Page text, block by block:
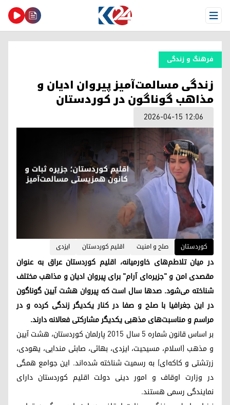
Open Menu
فرهنگ و زندگی
زندگی مسالمت‌آمیز پیروان ادیان و
مذاهب گوناگون در کوردستان
2026-04-15 12:06
کوردستان صلح و امنیت اقلیم کوردستان ایزدی
در میان تلاطم‌های خاورمیانه، اقلیم کوردستان عراق به عنوان
مقصدی امن و "جزیره‌ای آرام" برای پیروان ادیان و مذاهب مختلف
شناخته می‌شود. صدها سال است که پیروان هشت آیین گوناگون
در این جغرافیا با صلح و صفا در کنار یکدیگر زندگی کرده و در
مراسم و مناسبت‌های مذهبی یکدیگر مشارکتی فعالانه دارند.
بر اساس قانون شماره ۵ سال ۲۰۱۵ پارلمان کوردستان، هشت آیین
و مذهب (اسلام، مسیحیت، ایزدی، بهائی، صابئی مندایی، یهودی،
زرتشتی و کاکه‌ای) به رسمیت شناخته شده‌اند. این جوامع همگی
در وزارت اوقاف و امور دینی دولت اقلیم کوردستان دارای
نمایندگی رسمی هستند.